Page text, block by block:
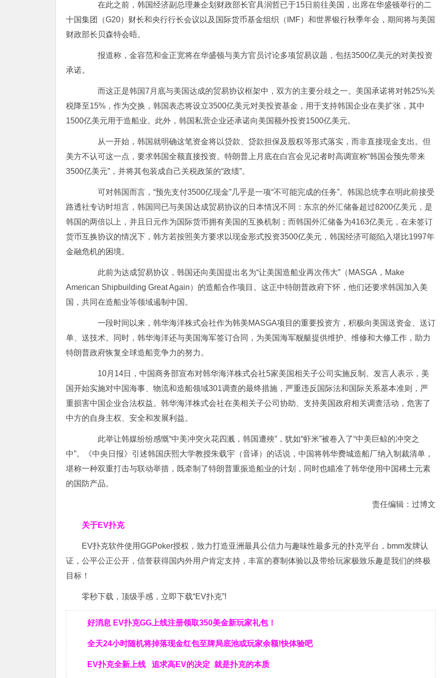
在此之前，韩国经济副总理兼企划财政部长官具润哲已于15日前往美国，出席在华盛顿举行的二
十国集团（G20）财长和央行行长会议以及国际货币基金组织（IMF）和世界银行秋季年会，期间将与美国
财政部长贝森特会晤。
报道称，金容范和金正宽将在华盛顿与美方官员讨论多项贸易议题，包括3500亿美元的对美投资
承诺。
而这正是韩国7月底与美国达成的贸易协议框架中，双方的主要分歧之一。美国承诺将对韩25%关
税降至15%，作为交换，韩国表态将设立3500亿美元对美投资基金，用于支持韩国企业在美扩张，其中
1500亿美元用于造船业。此外，韩国私营企业还承诺向美国额外投资1500亿美元。
从一开始，韩国就明确这笔资金将以贷款、贷款担保及股权等形式落实，而非直接现金支出。但
美方不认可这一点，要求韩国全额直接投资。特朗普上月底在白宫会见记者时高调宣称“韩国会预先带来
3500亿美元”，并将其包装成自己关税政策的“政绩”。
可对韩国而言，“预先支付3500亿现金”几乎是一项“不可能完成的任务”。韩国总统李在明此前接受
路透社专访时坦言，韩国同已与美国达成贸易协议的日本情况不同：东京的外汇储备超过8200亿美元，是
韩国的两倍以上，并且日元作为国际货币拥有美国的互换机制；而韩国外汇储备为4163亿美元，在未签订
货币互换协议的情况下，韩方若按照美方要求以现金形式投资3500亿美元，韩国经济可能陷入堪比1997年
金融危机的困境。
此前为达成贸易协议，韩国还向美国提出名为“让美国造船业再次伟大”（MASGA，Make
American Shipbuilding Great Again）的造船合作项目。这正中特朗普政府下怀，他们还要求韩国加入美
国，共同在造船业等领域遏制中国。
一段时间以来，韩华海洋株式会社作为韩美MASGA项目的重要投资方，积极向美国送资金、送订
单、送技术。同时，韩华海洋还与美国海军签订合同，为美国海军舰艇提供维护、维修和大修工作，助力
特朗普政府恢复全球造船竞争力的努力。
10月14日，中国商务部宣布对韩华海洋株式会社5家美国相关子公司实施反制。发言人表示，美
国开始实施对中国海事、物流和造船领域301调查的最终措施，严重违反国际法和国际关系基本准则，严
重损害中国企业合法权益。韩华海洋株式会社在美相关子公司协助、支持美国政府相关调查活动，危害了
中方的自身主权、安全和发展利益。
此举让韩媒纷纷感慨“中美冲突火花四溅，韩国遭殃”，犹如“虾米”被卷入了“中美巨鲸的冲突之
中”。《中央日报》引述韩国庆熙大学教授朱载宇（音译）的话说，中国将韩华费城造船厂纳入制裁清单，
堪称一种双重打击与联动举措，既牵制了特朗普重振造船业的计划，同时也瞄准了韩华使用中国稀土元素
的国防产品。
责任编辑：过博文
关于EV扑克
EV扑克软件使用GGPoker授权，致力打造亚洲最具公信力与趣味性最多元的扑克平台，bmm发牌认
证，公平公正公开，信誉获得国内外用户肯定支持，丰富的赛制体验以及带给玩家极致乐趣是我们的终极
目标！
零秒下载，顶级手感，立即下载“EV扑克”!
好消息 EV扑克GG上线注册领取350美金新玩家礼包！
全天24小时随机将掉落现金红包至牌局底池或玩家余额!快体验吧
EV扑克全新上线 追求高EV的决定 就是扑克的本质